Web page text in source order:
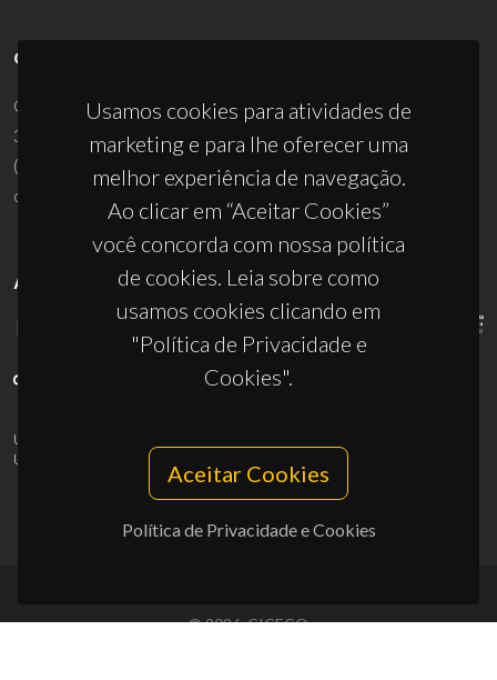
Usamos cookies para atividades de
marketing e para lhe oferecer uma
melhor experiência de navegação.
Ao clicar em “Aceitar Cookies”
você concorda com nossa política
de cookies. Leia sobre como
usamos cookies clicando em
"Política de Privacidade e
Cookies".
Aceitar Cookies
Política de Privacidade e Cookies
CONTACTOS
Campus Universitário de Santiago
3810-193 Aveiro - Portugal
(+351) 234 370 200
ciceco@ua.pt
APOIOS
UID/PRR/50011/2025
UID/PRR2/50011/2025
10.54499/UID/PRR2/50011/2025
© 2026, CICECO